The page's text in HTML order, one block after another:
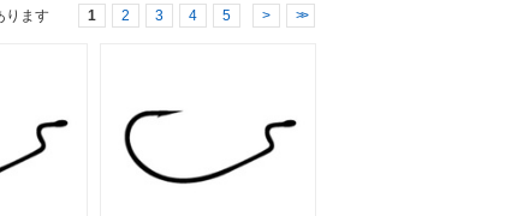
ります 1 2 3 4 5 > >>